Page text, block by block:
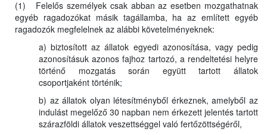
(1) Felelős személyek csak abban az esetben mozgathatnak
egyéb ragadozókat másik tagállamba, ha az említett egyéb
ragadozók megfelelnek az alábbi követelményeknek:
a) biztosított az állatok egyedi azonosítása, vagy pedig
azonosításuk azonos fajhoz tartozó, a rendeltetési helyre
történő mozgatás során együtt tartott állatok
csoportjaként történik;
b) az állatok olyan létesítményből érkeznek, amelyből az
indulást megelőző 30 napban nem érkezett jelentés tartott
szárazföldi állatok veszettséggel való fertőzöttségéről,